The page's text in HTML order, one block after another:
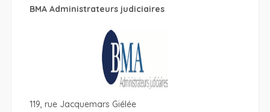
BMA Administrateurs judiciaires
119, rue Jacquemars Giélée